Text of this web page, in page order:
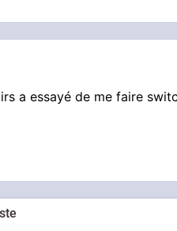
a essayé de me faire